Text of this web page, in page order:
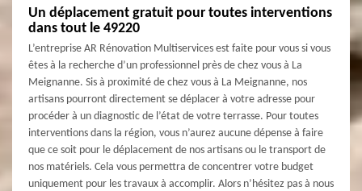
Un déplacement gratuit pour toutes interventions
dans tout le 49220
L’entreprise AR Rénovation Multiservices est faite pour vous si vous
êtes à la recherche d’un professionnel près de chez vous à La
Meignanne. Sis à proximité de chez vous à La Meignanne, nos
artisans pourront directement se déplacer à votre adresse pour
procéder à un diagnostic de l’état de votre terrasse. Pour toutes
interventions dans la région, vous n’aurez aucune dépense à faire
que ce soit pour le déplacement de nos artisans ou le transport de
nos matériels. Cela vous permettra de concentrer votre budget
uniquement pour les travaux à accomplir. Alors n’hésitez pas à nous